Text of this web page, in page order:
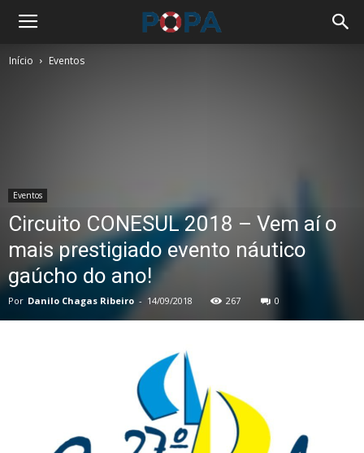
Início Eventos
Eventos
Circuito CONESUL 2018 – Vem aí o
mais prestigiado evento náutico
gaúcho do ano!
Por Danilo Chagas Ribeiro - 14/09/2018 267 0